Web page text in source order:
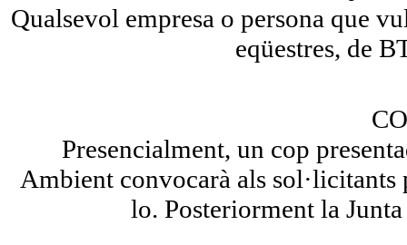
Qualsevol empresa o persona que
eqüestres, de
Presencialment, un cop
Ambient convocarà als
lo. Posteriorment la